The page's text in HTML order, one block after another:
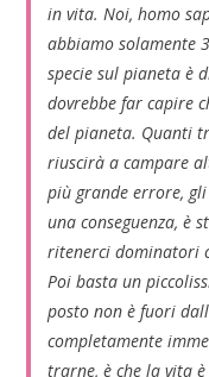
in vita. Noi, homo
abbiamo solamente
specie sul pianeta è
dovrebbe far capire
del pianeta. Quanti
riuscirà a campare
più grande errore,
una conseguenza, è
ritenerci dominatori
Poi basta un
posto non è fuori
completamente
trarne, è che la vita